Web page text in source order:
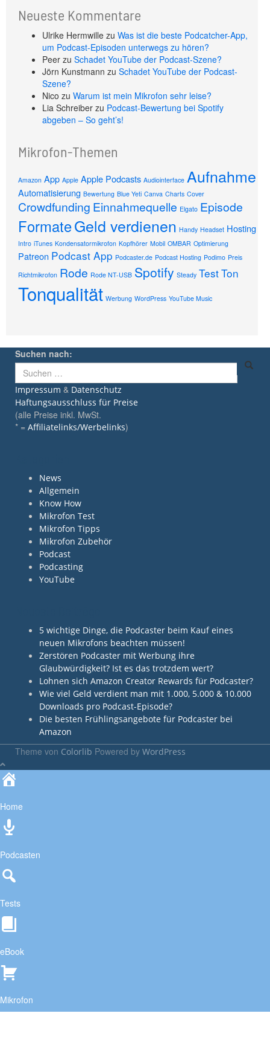
Neueste Kommentare
Ulrike Hermwille zu Was ist die beste Podcatcher-App,
um Podcast-Episoden unterwegs zu hören?
Peer zu Schadet YouTube der Podcast-Szene?
Jörn Kunstmann zu Schadet YouTube der Podcast-
Szene?
Nico zu Warum ist mein Mikrofon sehr leise?
Lia Schreiber zu Podcast-Bewertung bei Spotify
abgeben – So geht’s!
Mikrofon-Themen
Amazon App Apple Apple Podcasts Audiointerface Aufnahme
Automatisierung Bewertung Blue Yeti Canva Charts Cover
Crowdfunding Einnahmequelle Elgato Episode
FormateGeld verdienen Handy Headset Hosting
Intro iTunes Kondensatormikrofon Kopfhörer Mobil OMBAR Optimierung
Patreon Podcast App Podcaster.de Podcast Hosting Podimo Preis
Richtmikrofon Rode Rode NT-USB Spotify Steady TestTon
Tonqualität Werbung WordPress YouTube Music
Suchen nach:
Impressum & Datenschutz
Haftungsausschluss für Preise
(alle Preise inkl. MwSt.
* = Affiliatelinks/Werbelinks)
News
Allgemein
Know How
Mikrofon Test
Mikrofon Tipps
Mikrofon Zubehör
Podcast
Podcasting
YouTube
5 wichtige Dinge, die Podcaster beim Kauf eines
neuen Mikrofons beachten müssen!
Zerstören Podcaster mit Werbung ihre
Glaubwürdigkeit? Ist es das trotzdem wert?
Lohnen sich Amazon Creator Rewards für Podcaster?
Wie viel Geld verdient man mit 1.000, 5.000 & 10.000
Downloads pro Podcast-Episode?
Die besten Frühlingsangebote für Podcaster bei
Amazon
Theme von Colorlib Powered by WordPress
Home
Podcasten
Tests
eBook
Mikrofon